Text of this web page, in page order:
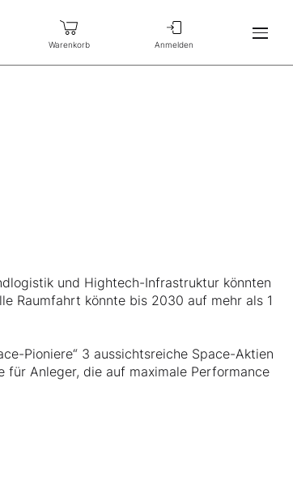
Warenkorb Anmelden
und Hightech-Infrastruktur könnten
Raumfahrt könnte bis 2030 auf mehr als 1
Pioniere“ 3 aussichtsreiche Space-Aktien
für Anleger, die auf maximale Performance